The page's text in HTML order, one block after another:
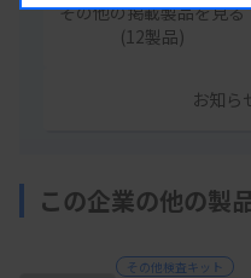
その他の掲載製品を見る
(12製品)
お知ら
この企業の他の製
その他検査キット